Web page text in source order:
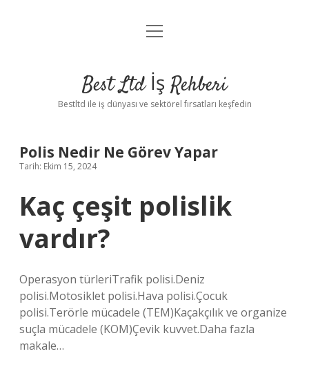
Anasayfa
Yasal Uyarı
menüyü
Best Ltd İş Rehberi
Bestltd ile iş dünyası ve sektörel fırsatları keşfedin
Polis Nedir Ne Görev Yapar
Tarih: Ekim 15, 2024
Kaç çeşit polislik
vardır?
Operasyon türleriTrafik polisi.Deniz
polisi.Motosiklet polisi.Hava polisi.Çocuk
polisi.Terörle mücadele (TEM)Kaçakçılık ve organize
suçla mücadele (KOM)Çevik kuvvet.Daha fazla
makale…